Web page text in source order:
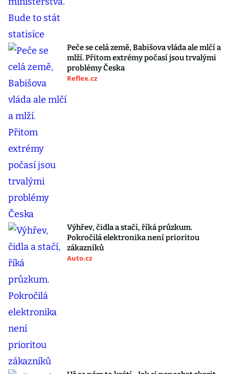
Peče se celá země, Babišova vláda ale mlčí a
mlží. Přitom extrémy počasí jsou trvalými
problémy Česka
Reflex.cz
Výhřev, čidla a stačí, říká průzkum.
Pokročilá elektronika není prioritou
zákazníků
Auto.cz